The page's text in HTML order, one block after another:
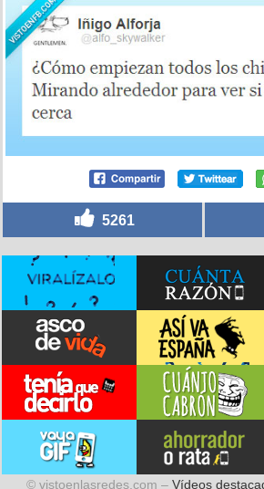
5261
© vistoenlasredes.com – Vídeos